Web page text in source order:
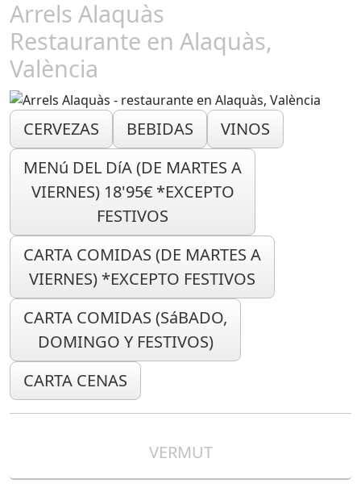
Arrels Alaquàs
Restaurante en Alaquàs,
València
CERVEZAS BEBIDAS
VINOS
MENú DEL DíA (DE MARTES A
VIERNES) 18'95€ *EXCEPTO
FESTIVOS
CARTA COMIDAS (DE MARTES A
VIERNES) *EXCEPTO FESTIVOS
CARTA COMIDAS (SáBADO,
DOMINGO Y FESTIVOS)
CARTA CENAS
VERMUT